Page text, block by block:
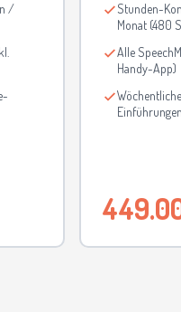
/
Stunden-
Monat (480
Alle
Handy-App)